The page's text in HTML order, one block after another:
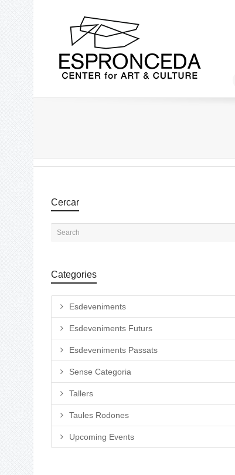
Cercar
Categories
Esdeveniments
Esdeveniments Futurs
Esdeveniments Passats
Sense Categoria
Tallers
Taules Rodones
Upcoming Events